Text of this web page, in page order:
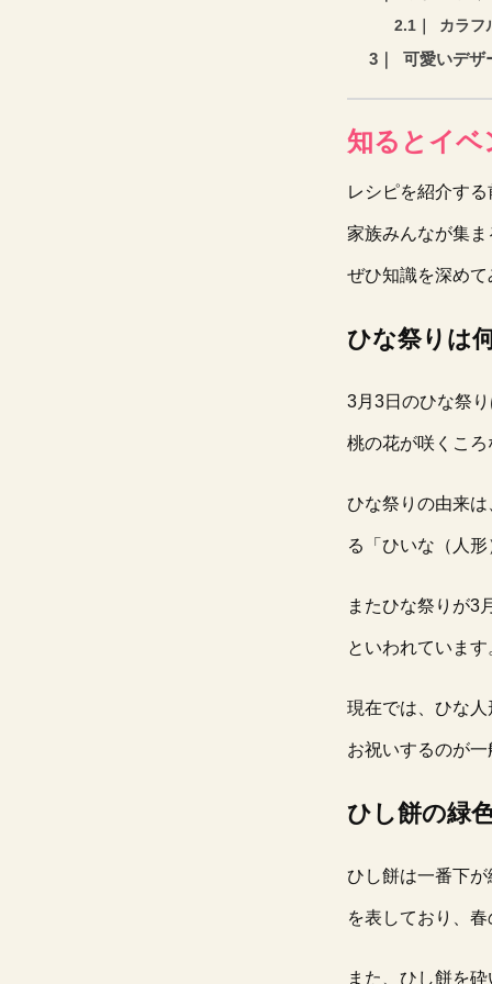
カラフ
可愛いデザ
知るとイベ
レシピを紹介す
家族みんなが集
ぜひ知識を深め
ひな祭りは
3月3日のひな祭
桃の花が咲くこ
ひな祭りの由来
る「ひいな（人
またひな祭りが3
といわれています
現在では、ひな
お祝いするのが
ひし餅の緑
ひし餅は一番下
を表しており、
また、ひし餅を